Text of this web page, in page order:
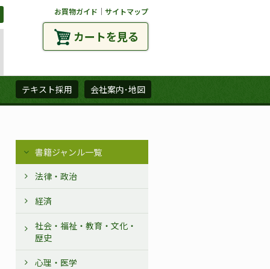
お買物ガイド ｜ サイトマップ
カートを見る
テキスト採用 会社案内･地図
書籍ジャンル一覧
法律・政治
経済
社会・福祉・教育・文化・
歴史
心理・医学